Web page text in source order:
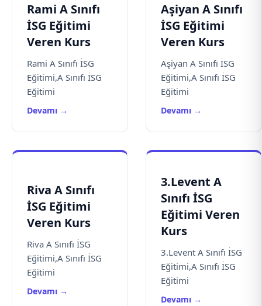
Rami A Sınıfı
İSG Eğitimi
Veren Kurs
Rami A Sınıfı İSG
Eğitimi,A Sınıfı İSG
Eğitimi
Devamı →
Aşiyan A Sınıfı
İSG Eğitimi
Veren Kurs
Aşiyan A Sınıfı İSG
Eğitimi,A Sınıfı İSG
Eğitimi
Devamı →
Riva A Sınıfı
İSG Eğitimi
Veren Kurs
Riva A Sınıfı İSG
Eğitimi,A Sınıfı İSG
Eğitimi
Devamı →
3.Levent A
Sınıfı İSG
Eğitimi Veren
Kurs
3.Levent A Sınıfı İSG
Eğitimi,A Sınıfı İSG
Eğitimi
Devamı →